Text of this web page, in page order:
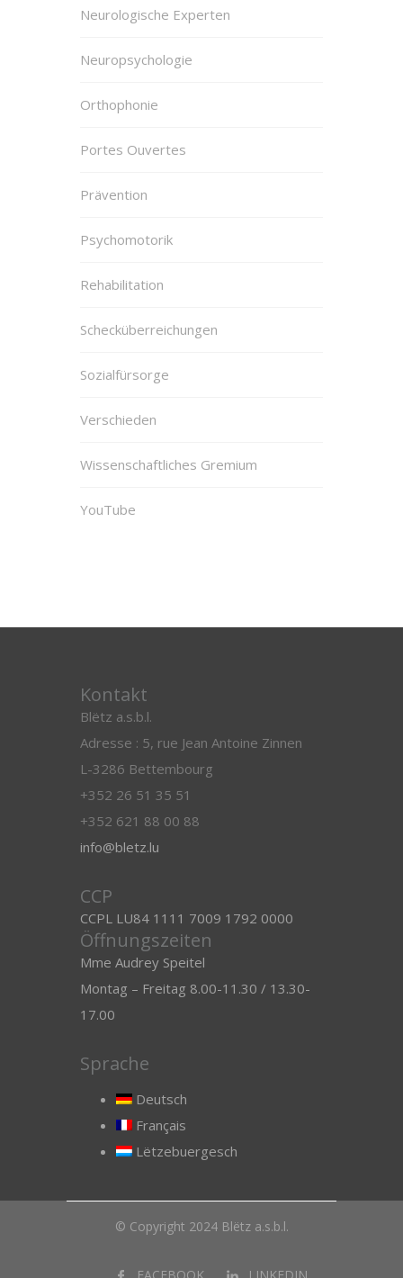
Neurologische Experten
Neuropsychologie
Orthophonie
Portes Ouvertes
Prävention
Psychomotorik
Rehabilitation
Schecküberreichungen
Sozialfürsorge
Verschieden
Wissenschaftliches Gremium
YouTube
Kontakt
Blëtz a.s.b.l.
Adresse : 5, rue Jean Antoine Zinnen
L-3286 Bettembourg
+352 26 51 35 51
+352 621 88 00 88
info@bletz.lu
CCP
CCPL LU84 1111 7009 1792 0000
Öffnungszeiten
Mme Audrey Speitel
Montag – Freitag 8.00-11.30 / 13.30-
17.00
Sprache
Deutsch
Français
Lëtzebuergesch
© Copyright 2024 Blëtz a.s.b.l.
FACEBOOK LINKEDIN